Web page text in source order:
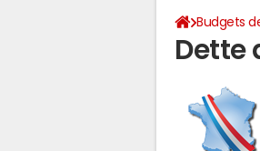
Budgets
Dette